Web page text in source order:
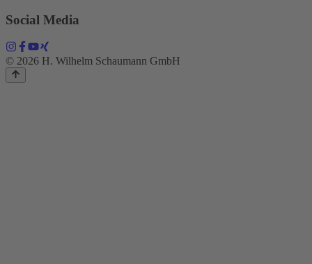
Social Media
© 2026 H. Wilhelm Schaumann GmbH